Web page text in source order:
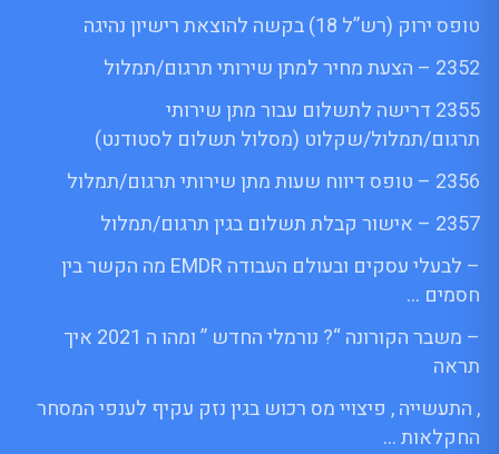
טופס ירוק (רש”ל 18) בקשה להוצאת רישיון נהיגה
2352 – הצעת מחיר למתן שירותי תרגום/תמלול
2355 דרישה לתשלום עבור מתן שירותי
תרגום/תמלול/שקלוט (מסלול תשלום לסטודנט)
2356 – טופס דיווח שעות מתן שירותי תרגום/תמלול
2357 – אישור קבלת תשלום בגין תרגום/תמלול
– לבעלי עסקים ובעולם העבודה EMDR מה הקשר בין
חסמים …
– משבר הקורונה “? נורמלי החדש ” ומהו ה 2021 איך
תראה
, התעשייה , פיצויי מס רכוש בגין נזק עקיף לענפי המסחר
החקלאות …